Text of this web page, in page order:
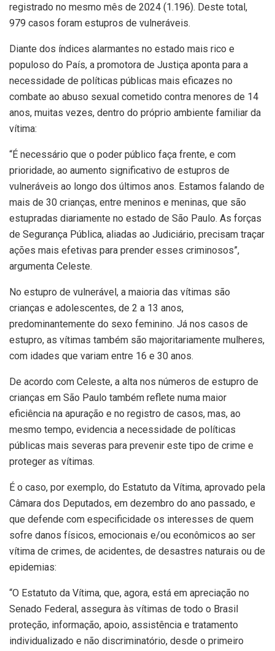
registrado no mesmo mês de 2024 (1.196). Deste total,
979 casos foram estupros de vulneráveis.
Diante dos índices alarmantes no estado mais rico e
populoso do País, a promotora de Justiça aponta para a
necessidade de políticas públicas mais eficazes no
combate ao abuso sexual cometido contra menores de 14
anos, muitas vezes, dentro do próprio ambiente familiar da
vítima:
“É necessário que o poder público faça frente, e com
prioridade, ao aumento significativo de estupros de
vulneráveis ao longo dos últimos anos. Estamos falando de
mais de 30 crianças, entre meninos e meninas, que são
estupradas diariamente no estado de São Paulo. As forças
de Segurança Pública, aliadas ao Judiciário, precisam traçar
ações mais efetivas para prender esses criminosos”,
argumenta Celeste.
No estupro de vulnerável, a maioria das vítimas são
crianças e adolescentes, de 2 a 13 anos,
predominantemente do sexo feminino. Já nos casos de
estupro, as vítimas também são majoritariamente mulheres,
com idades que variam entre 16 e 30 anos.
De acordo com Celeste, a alta nos números de estupro de
crianças em São Paulo também reflete numa maior
eficiência na apuração e no registro de casos, mas, ao
mesmo tempo, evidencia a necessidade de políticas
públicas mais severas para prevenir este tipo de crime e
proteger as vítimas.
É o caso, por exemplo, do Estatuto da Vítima, aprovado pela
Câmara dos Deputados, em dezembro do ano passado, e
que defende com especificidade os interesses de quem
sofre danos físicos, emocionais e/ou econômicos ao ser
vítima de crimes, de acidentes, de desastres naturais ou de
epidemias:
“O Estatuto da Vítima, que, agora, está em apreciação no
Senado Federal, assegura às vítimas de todo o Brasil
proteção, informação, apoio, assistência e tratamento
individualizado e não discriminatório, desde o primeiro